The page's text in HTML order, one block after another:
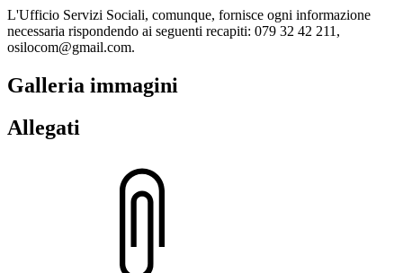
L'Ufficio Servizi Sociali, comunque, fornisce ogni informazione
necessaria rispondendo ai seguenti recapiti: 079 32 42 211,
osilocom@gmail.com.
Galleria immagini
Allegati